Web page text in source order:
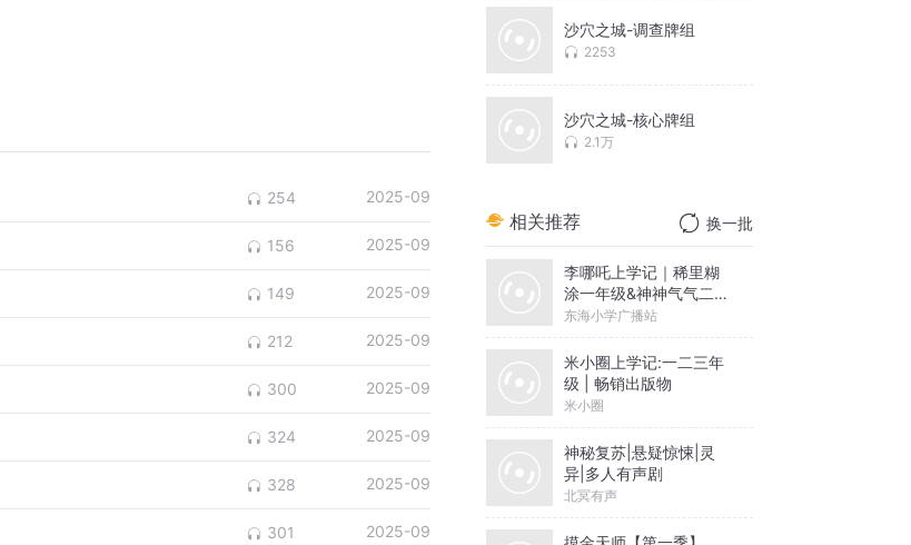
254 2025-09
156 2025-09
149 2025-09
212 2025-09
300 2025-09
324 2025-09
328 2025-09
301 2025-09
沙穴之城-调查牌组
2253
沙穴之城-核心牌组
2.1万
相关推荐 换一批
李哪吒上学记｜稀里糊
涂一年级&神神气气二年
级
东海小学广播站
米小圈上学记:一二三年
级 | 畅销出版物
米小圈
神秘复苏|悬疑惊悚|灵
异|多人有声剧
北冥有声